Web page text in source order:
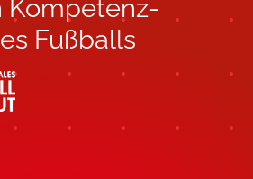
Kompetenz­
Fußballs